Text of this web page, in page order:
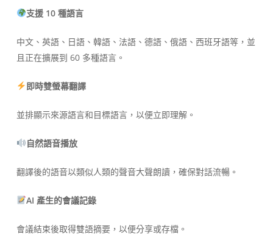
支援 10 種語言
中文、英語、日語、韓語、法語、德語、俄語、西班牙語等，並
且正在擴展到 60 多種語言。
即時雙螢幕翻譯
並排顯示來源語言和目標語言，以便立即理解。
自然語音播放
翻譯後的語音以類似人類的聲音大聲朗讀，確保對話流暢。
AI 產生的會議記錄
會議結束後取得雙語摘要，以便分享或存檔。